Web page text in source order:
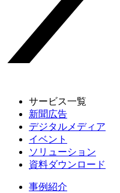
サービス一覧
新聞広告
デジタルメディア
イベント
ソリューション
資料ダウンロード
事例紹介